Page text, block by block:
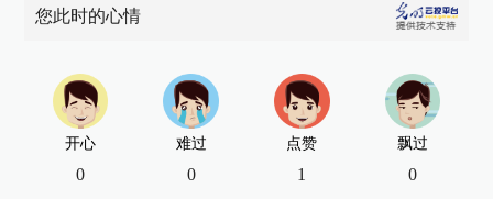
您此时的心情
开心
0
难过
0
点赞
1
飘过
0